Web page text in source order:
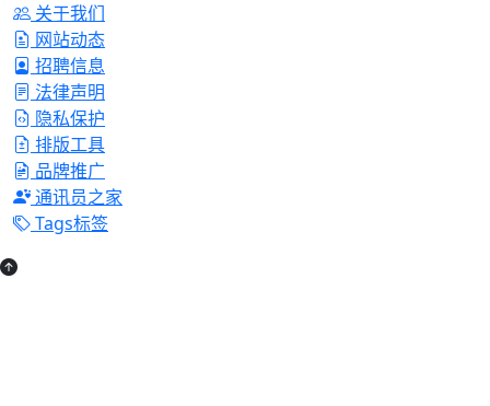
关于我们
网站动态
招聘信息
法律声明
隐私保护
排版工具
品牌推广
通讯员之家
Tags标签